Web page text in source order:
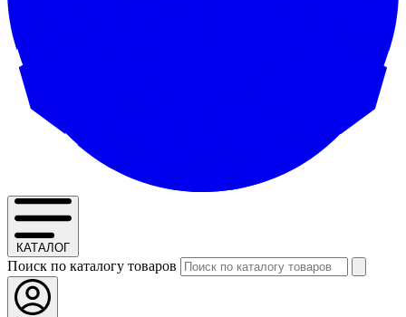
КАТАЛОГ
Поиск по каталогу товаров